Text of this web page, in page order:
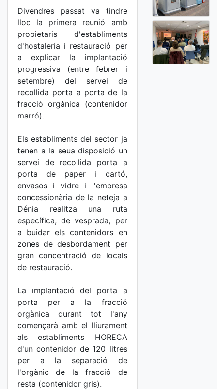
Divendres passat va tindre
lloc la primera reunió amb
propietaris d'establiments
d'hostaleria i restauració per
a explicar la implantació
progressiva (entre febrer i
setembre) del servei de
recollida porta a porta de la
fracció orgànica (contenidor
marró).
Els establiments del sector ja
tenen a la seua disposició un
servei de recollida porta a
porta de paper i cartó,
envasos i vidre i l'empresa
concessionària de la neteja a
Dénia realitza una ruta
específica, de vesprada, per
a buidar els contenidors en
zones de desbordament per
gran concentració de locals
de restauració.
La implantació del porta a
porta per a la fracció
orgànica durant tot l'any
començarà amb el lliurament
als establiments HORECA
d'un contenidor de 120 litres
per a la separació de
l'orgànic de la fracció de
resta (contenidor gris).